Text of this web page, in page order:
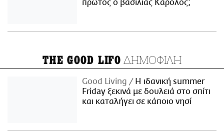
πρώτος ο βασιλιάς Κάρολος;
THE GOOD LIFO ΔΗΜΟΦΙΛΗ
Good Living
Η ιδανική summer
Friday ξεκινά με δουλειά στο σπίτι
και καταλήγει σε κάποιο νησί